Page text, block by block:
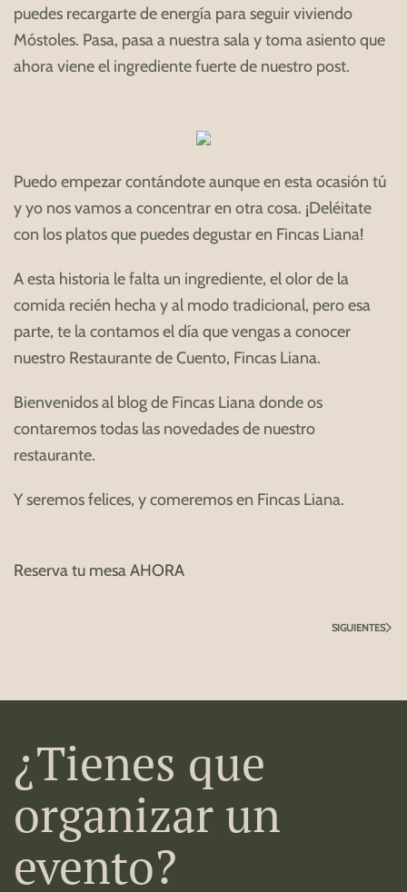
puedes recargarte de energía para seguir viviendo
Móstoles. Pasa, pasa a nuestra sala y toma asiento que
ahora viene el ingrediente fuerte de nuestro post.
Puedo empezar contándote aunque en esta ocasión tú
y yo nos vamos a concentrar en otra cosa. ¡Deléitate
con los platos que puedes degustar en Fincas Liana!
A esta historia le falta un ingrediente, el olor de la
comida recién hecha y al modo tradicional, pero esa
parte, te la contamos el día que vengas a conocer
nuestro Restaurante de Cuento, Fincas Liana.
Bienvenidos al blog de Fincas Liana donde os
contaremos todas las novedades de nuestro
restaurante.
Y seremos felices, y comeremos en Fincas Liana.
Reserva tu mesa AHORA
SIGUIENTES
¿Tienes que
organizar un
evento?